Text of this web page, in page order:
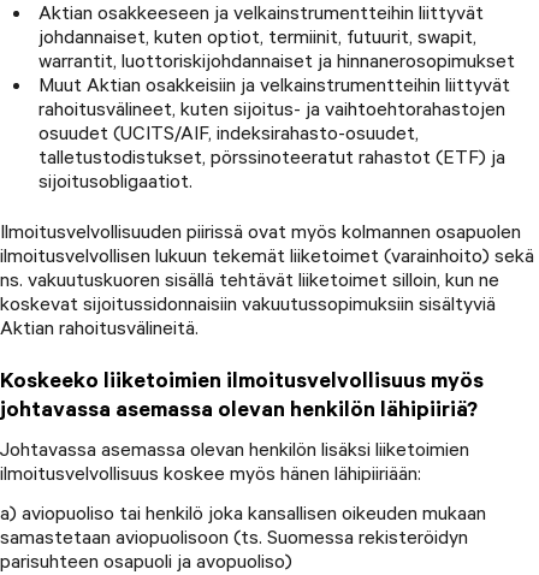
Aktian osakkeeseen ja velkainstrumentteihin liittyvät
johdannaiset, kuten optiot, termiinit, futuurit, swapit,
warrantit, luottoriskijohdannaiset ja hinnanerosopimukset
Muut Aktian osakkeisiin ja velkainstrumentteihin liittyvät
rahoitusvälineet, kuten sijoitus- ja vaihtoehtorahastojen
osuudet (UCITS/AIF, indeksirahasto-osuudet,
talletustodistukset, pörssinoteeratut rahastot (ETF) ja
sijoitusobligaatiot.
Ilmoitusvelvollisuuden piirissä ovat myös kolmannen osapuolen
ilmoitusvelvollisen lukuun tekemät liiketoimet (varainhoito) sekä
ns. vakuutuskuoren sisällä tehtävät liiketoimet silloin, kun ne
koskevat sijoitussidonnaisiin vakuutussopimuksiin sisältyviä
Aktian rahoitusvälineitä.
Koskeeko liiketoimien ilmoitusvelvollisuus myös
johtavassa asemassa olevan henkilön lähipiiriä?
Johtavassa asemassa olevan henkilön lisäksi liiketoimien
ilmoitusvelvollisuus koskee myös hänen lähipiiriään:
a) aviopuoliso tai henkilö joka kansallisen oikeuden mukaan
samastetaan aviopuolisoon (ts. Suomessa rekisteröidyn
parisuhteen osapuoli ja avopuoliso)